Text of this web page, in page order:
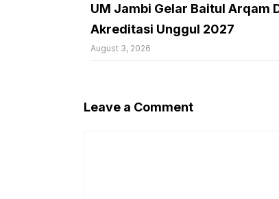
UM Jambi Gelar Baitul Arqam
Akreditasi Unggul 2027
August 3, 2026
Leave a Comment